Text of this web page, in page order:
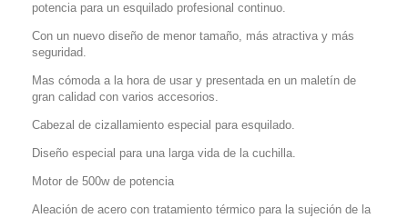
potencia para un esquilado profesional continuo.
Con un nuevo diseño de menor tamaño, más atractiva y más
seguridad.
Mas cómoda a la hora de usar y presentada en un maletín de
gran calidad con varios accesorios.
Cabezal de cizallamiento especial para esquilado.
Diseño especial para una larga vida de la cuchilla.
Motor de 500w de potencia
Aleación de acero con tratamiento térmico para la sujeción de la